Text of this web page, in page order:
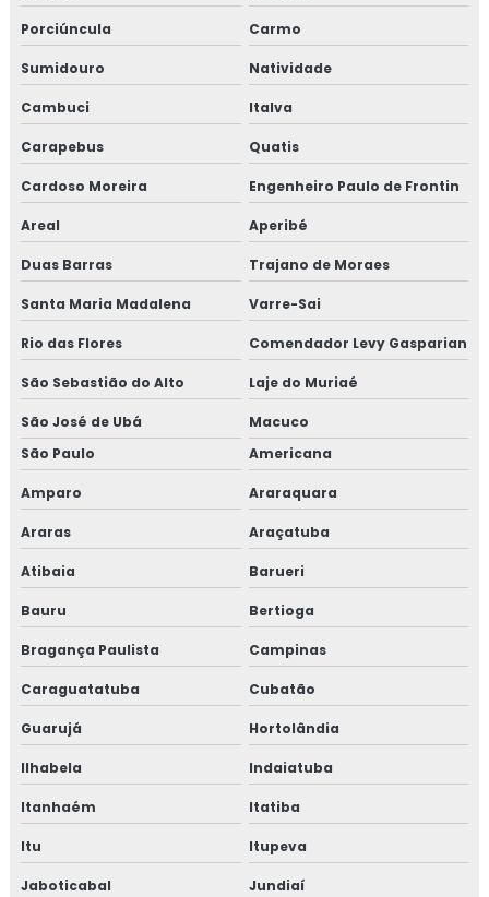
TESTE HIDROSTÁTICO NR13
TESTE HIDROSTATICO VASO DE PRESSÃO
TESTE HIDROSTÁTICO EM MANGUEIRAS
TESTE HIDROSTÁTICO COMPRESSOR DE AR
NR13 TESTE HIDROSTATICO
TESTE HIDROSTÁTICO TUBULAÇÃO
TESTE DE PRESSÃO HIDROSTÁTICA
TESTE HIDROSTATICO EM TUBULAÇÃO DE
TESTE HIDROSTÁTICO EM CALDEIRAS
TESTE HIDROSTÁTICO EM TUBULAÇÕES DE ÁGUA
LAUDO DE ESTANQUEIDADE
TESTE DE ESTANQUEIDADE ÁGUA
TESTE DE ESTANQUEIDADE EM TANQUES
TESTE DE VAZAMENTO DE GÁS
TESTE DE ESTANQUEIDADE EM TUBULAÇÃO DE
GÁS
EMPRESAS QUE FAZEM TESTE DE ESTANQUEIDADE
INSPEÇÃO DE ESTANQUEIDADE
NR 10 CURSO
Porciúncula Carmo
Sumidouro Natividade
Cambuci Italva
Carapebus Quatis
Cardoso Moreira Engenheiro Paulo de Frontin
Areal Aperibé
Duas Barras Trajano de Moraes
Santa Maria Madalena Varre-Sai
Rio das Flores Comendador Levy Gasparian
São Sebastião do Alto Laje do Muriaé
São José de Ubá
Macuco
São Paulo
Americana
Amparo Araraquara
Araras Araçatuba
Atibaia Barueri
Bauru Bertioga
Bragança Paulista Campinas
Caraguatatuba Cubatão
Guarujá Hortolândia
Ilhabela Indaiatuba
Itanhaém Itatiba
Itu Itupeva
Jaboticabal Jundiaí